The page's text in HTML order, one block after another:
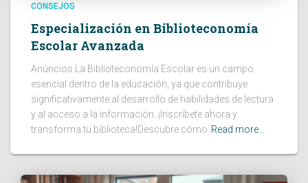
CONSEJOS
Especialización en Biblioteconomía
Escolar Avanzada
Anúncios La Biblioteconomía Escolar es un campo
esencial dentro de la educación, ya que contribuye
significativamente al desarrollo de habilidades de lectura
y al acceso a la información. ¡Inscríbete ahora y
transforma tu biblioteca!Descubre cómo Read more…